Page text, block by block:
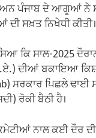
ਪੰਜਾਬ ਦੇ ਆਗੂਆਂ ਨੇ
ਦੀ ਸਖ਼ਤ ਨਿਖੇਧੀ ਕੀਤੀ।
ਕਿ ਸਾਲ-2025
ਦੀਆਂ ਬਕਾਇਆ
ਸਰਕਾਰ ਪਿਛਲੇ ਢਾਈ
ਰੋਕੀ ਬੈਠੀ ਹੈ।
ਨਾਲ ਕਈ ਦੌਰ